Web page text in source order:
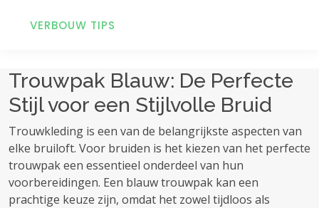
VERBOUW TIPS
Trouwpak Blauw: De Perfecte
Stijl voor een Stijlvolle Bruid
Trouwkleding is een van de belangrijkste aspecten van
elke bruiloft. Voor bruiden is het kiezen van het perfecte
trouwpak een essentieel onderdeel van hun
voorbereidingen. Een blauw trouwpak kan een
prachtige keuze zijn, omdat het zowel tijdloos als